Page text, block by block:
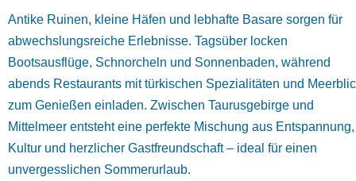
Antike Ruinen, kleine Häfen und lebhafte Basare sorgen für
abwechslungsreiche Erlebnisse. Tagsüber locken
Bootsausflüge, Schnorcheln und Sonnenbaden, während
abends Restaurants mit türkischen Spezialitäten und
zum Genießen einladen. Zwischen Taurusgebirge und
Mittelmeer entsteht eine perfekte Mischung aus Entspannung,
Kultur und herzlicher Gastfreundschaft – ideal für einen
unvergesslichen Sommerurlaub.